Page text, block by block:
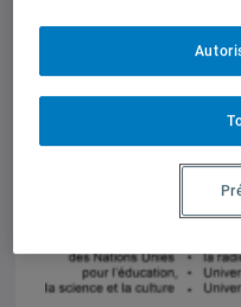
et le transfert
du public et des